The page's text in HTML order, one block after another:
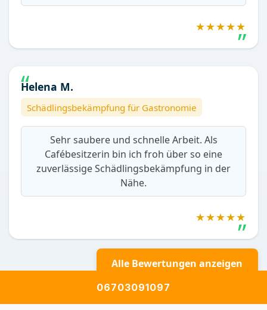
★★★★★
Helena M.
Schädlingsbekämpfung für Gastronomie
Sehr saubere und schnelle Arbeit. Als
Cafébesitzerin bin ich froh über so eine
zuverlässige Schädlingsbekämpfung in der
Nähe.
★★★★★
Alle Bewertungen anzeigen
06703091097